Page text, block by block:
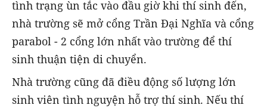
tình trạng ùn tắc vào đầu giờ khi thí sinh đến,
nhà trường sẽ mở cổng Trần Đại Nghĩa và cổng
parabol - 2 cổng lớn nhất vào trường để thí
sinh thuận tiện di chuyển.
Nhà trường cũng đã điều động số lượng lớn
sinh viên tình nguyện hỗ trợ thí sinh. Nếu thí